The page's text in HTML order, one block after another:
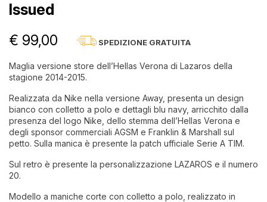
Issued
€ 99,00 SPEDIZIONE GRATUITA
Maglia versione store dell’Hellas Verona di Lazaros della
stagione 2014-2015.
Realizzata da Nike nella versione Away, presenta un design
bianco con colletto a polo e dettagli blu navy, arricchito dalla
presenza del logo Nike, dello stemma dell’Hellas Verona e
degli sponsor commerciali AGSM e Franklin & Marshall sul
petto. Sulla manica è presente la patch ufficiale Serie A TIM.
Sul retro è presente la personalizzazione LAZAROS e il numero
20.
Modello a maniche corte con colletto a polo, realizzato in